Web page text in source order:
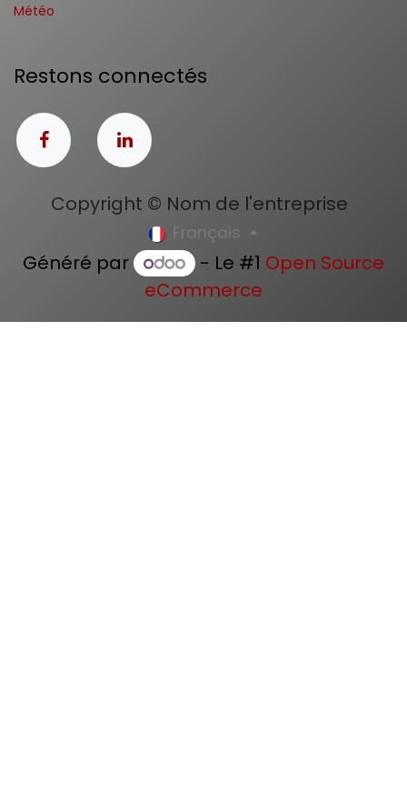
Météo
Restons connectés
Copyright © Nom de l'entreprise
Français
Généré par - Le #1 Open Source
eCommerce